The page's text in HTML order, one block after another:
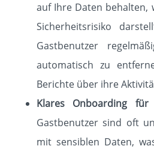
auf Ihre Daten behalten,
Sicherheitsrisiko
Gastbenutzer
automatisch zu
Berichte über ihre
Klares Onboarding für
Gastbenutzer sind oft
mit sensiblen Daten,